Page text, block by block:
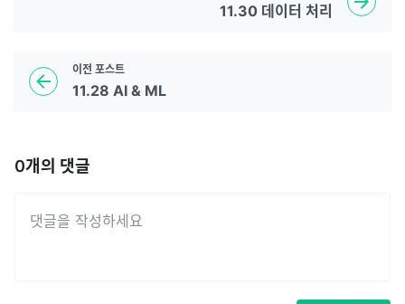
이전 포스트
11.28 AI & ML
11.30 데이터 처리
0개의 댓글